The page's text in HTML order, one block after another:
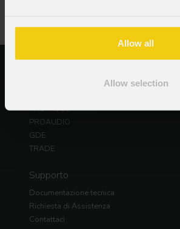
Allow all
Allow selection
PROTRUSS
PROAUDIO
GDE
TRADE
Supporto
Documentazione tecnica
Richiesta di Assistenza
Contattaci